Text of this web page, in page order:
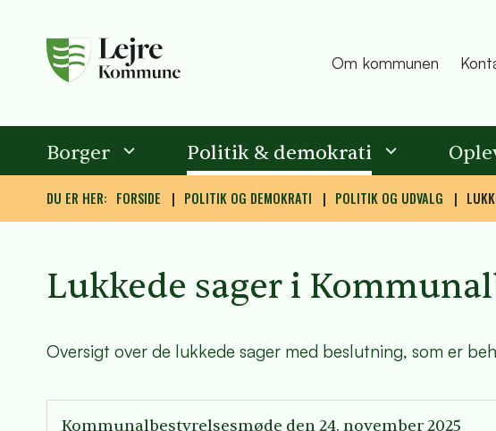
Om kommunen
Borger Politik & demokrati
DU ER HER: FORSIDE POLITIK OG DEMOKRATI POLITIK OG UDVALG
Lukkede sager i
Oversigt over de lukkede sager med beslutning, som er
Kommunalbestyrelsesmøde den 24. november 2025